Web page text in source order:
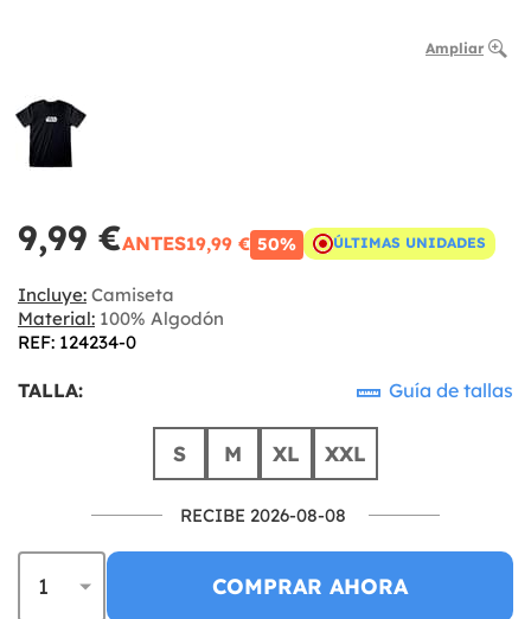
Ampliar
9,99 €ANTES19,99 € 50% ÚLTIMAS UNIDADES
Incluye: Camiseta
Material: 100% Algodón
REF: 124234-0
TALLA: Guía de tallas
S M XL XXL
RECIBE 2026-08-08
COMPRAR AHORA